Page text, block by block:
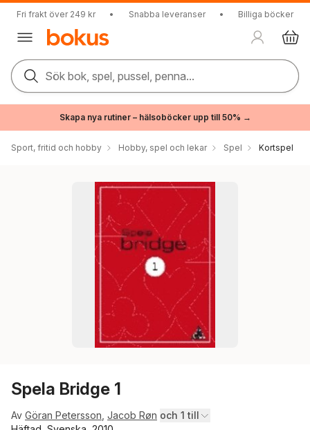
Fri frakt över 249 kr • Snabba leveranser • Billiga böcker
Sök bok, spel, pussel, penna...
Skapa nya rutiner – hälsoböcker upp till 50% →
Sport, fritid och hobby Hobby, spel och lekar Spel Kortspel
Spela Bridge 1
Av Göran Petersson Jacob Røn och 1 till